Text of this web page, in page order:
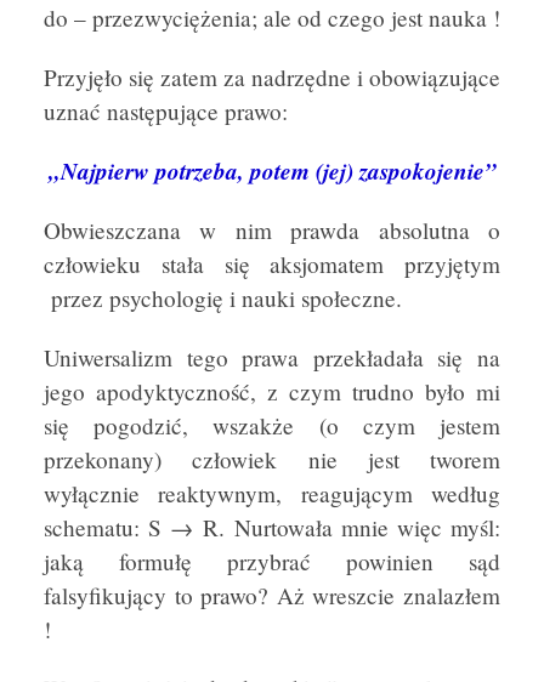
do – przezwyciężenia; ale od czego jest nauka !
Przyjęło się zatem za nadrzędne i obowiązujące
uznać następujące prawo:
„Najpierw potrzeba, potem (jej) zaspokojenie”
Obwieszczana w nim prawda absolutna o
człowieku stała się aksjomatem przyjętym
przez psychologię i nauki społeczne.
Uniwersalizm tego prawa przekładała się na
jego apodyktyczność, z czym trudno było mi
się pogodzić, wszakże (o czym jestem
przekonany) człowiek nie jest tworem
wyłącznie reaktywnym, reagującym według
schematu: S → R. Nurtowała mnie więc myśl:
jaką formułę przybrać powinien sąd
falsyfikujący to prawo? Aż wreszcie znalazłem
!